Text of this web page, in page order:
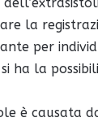
la
per
ha la
è causata